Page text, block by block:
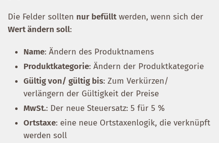
Die Felder sollten nur befülltwerden, wenn sich der
Wert ändern soll:
Name: Ändern des Produktnamens
Produktkategorie: Ändern der Produktkategorie
Gültig von/ gültig bis: Zum Verkürzen/
verlängern der Gültigkeit der Preise
MwSt.: Der neue Steuersatz: 5 für 5 %
Ortstaxe: eine neue Ortstaxenlogik, die verknüpft
werden soll